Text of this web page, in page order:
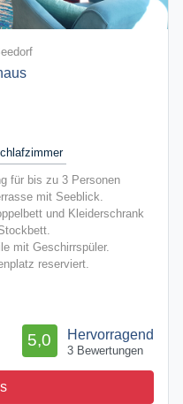
für bis zu 3 Personen
mit Seeblick.
und Kleiderschrank
mit Geschirrspüler.
reserviert.
Hervorragend
5,0
3 Bewertungen